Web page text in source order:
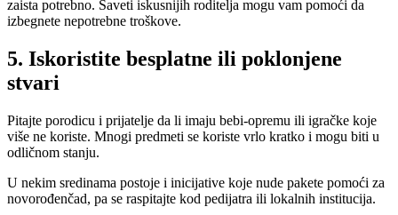
zaista potrebno. Saveti iskusnijih roditelja mogu vam pomoći da
izbegnete nepotrebne troškove.
5. Iskoristite besplatne ili poklonjene
stvari
Pitajte porodicu i prijatelje da li imaju bebi-opremu ili igračke koje
više ne koriste. Mnogi predmeti se koriste vrlo kratko i mogu biti u
odličnom stanju.
U nekim sredinama postoje i inicijative koje nude pakete pomoći za
novorođenčad, pa se raspitajte kod pedijatra ili lokalnih institucija.